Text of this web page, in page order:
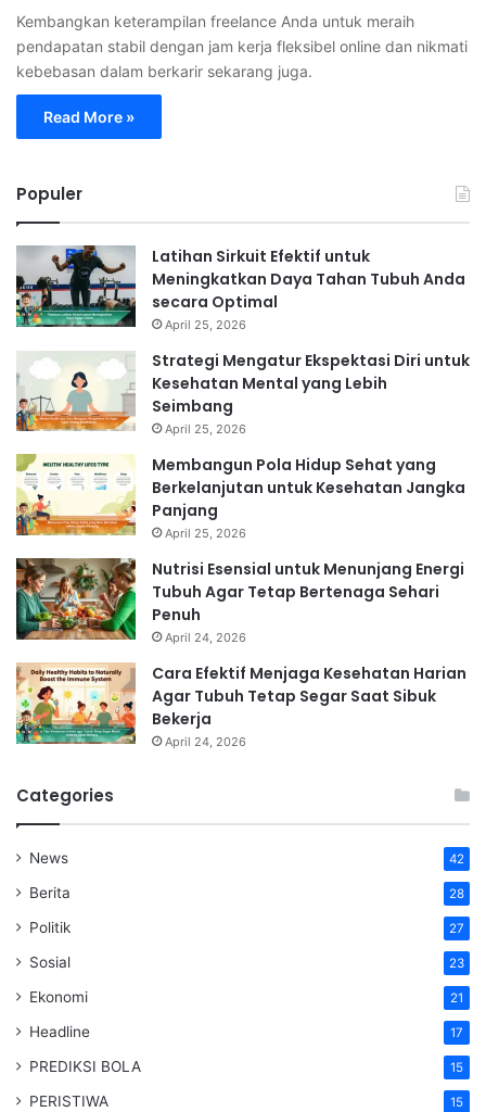
Kembangkan keterampilan freelance Anda untuk meraih
pendapatan stabil dengan jam kerja fleksibel online dan nikmati
kebebasan dalam berkarir sekarang juga.
Read More »
Populer
Latihan Sirkuit Efektif untuk
Meningkatkan Daya Tahan Tubuh Anda
secara Optimal
April 25, 2026
Strategi Mengatur Ekspektasi Diri untuk
Kesehatan Mental yang Lebih
Seimbang
April 25, 2026
Membangun Pola Hidup Sehat yang
Berkelanjutan untuk Kesehatan Jangka
Panjang
April 25, 2026
Nutrisi Esensial untuk Menunjang Energi
Tubuh Agar Tetap Bertenaga Sehari
Penuh
April 24, 2026
Cara Efektif Menjaga Kesehatan Harian
Agar Tubuh Tetap Segar Saat Sibuk
Bekerja
April 24, 2026
Categories
News 42
Berita 28
Politik 27
Sosial 23
Ekonomi 21
Headline 17
PREDIKSI BOLA 15
PERISTIWA 15